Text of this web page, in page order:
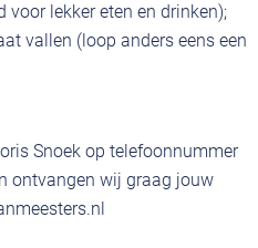
voor lekker eten en drinken);
vallen (loop anders eens een
Snoek op telefoonnummer
ontvangen wij graag jouw